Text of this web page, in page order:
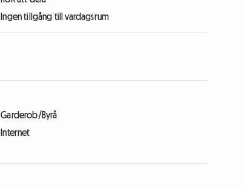
Ingen tillgång till vardagsrum
Garderob/Byrå
Internet